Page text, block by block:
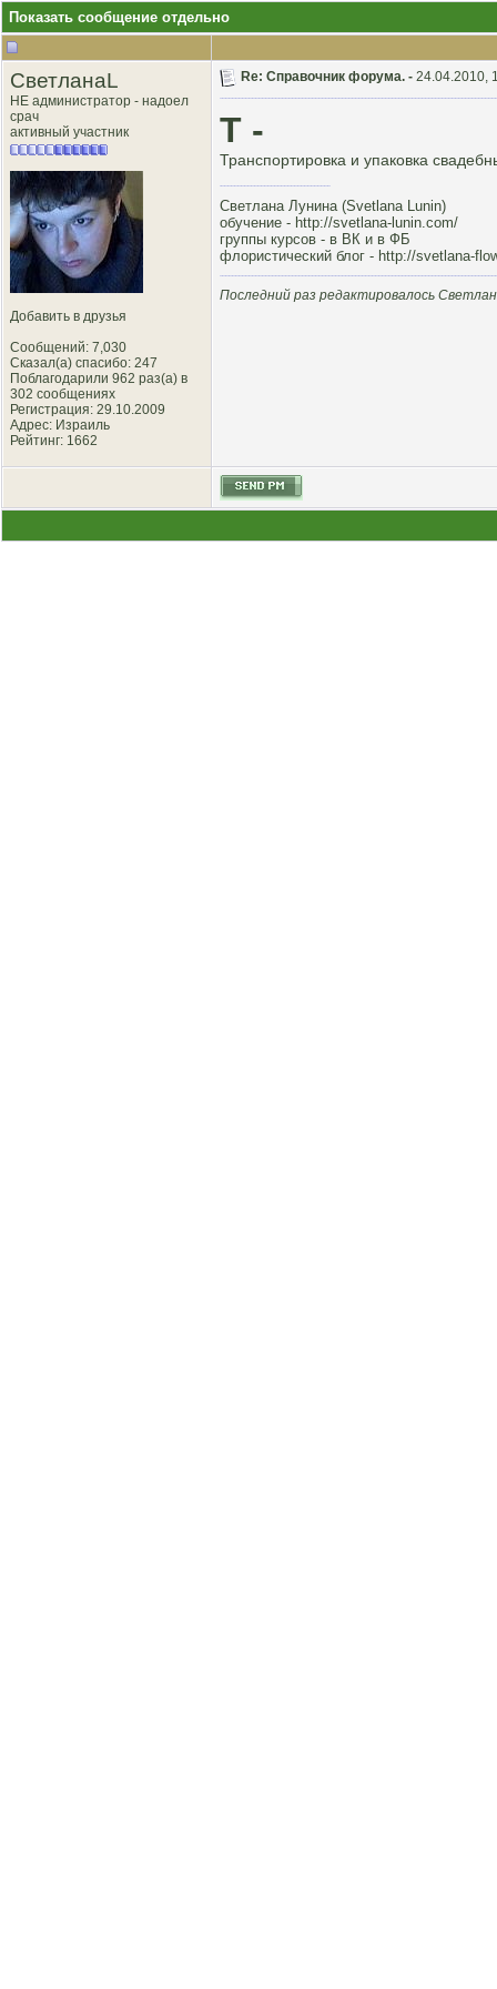
Показать сообщение отдельно
СветланаL
НЕ администратор - надоел
срач
активный участник
Добавить в друзья
Сообщений: 7,030
Сказал(а) спасибо: 247
Поблагодарили 962 раз(а) в
302 сообщениях
Регистрация: 29.10.2009
Адрес: Израиль
Рейтинг: 1662
Re: Справочник форума. - 24.04.2010,
Т -
Транспортировка и упаковка
Светлана Лунина (Svetlana Lunin)
обучение - http://svetlana-lunin.com/
группы курсов - в ВК и в ФБ
флористический блог - http://svetlana-
Последний раз редактировалось